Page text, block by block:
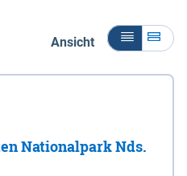
Ansicht
Nationalpark Nds.